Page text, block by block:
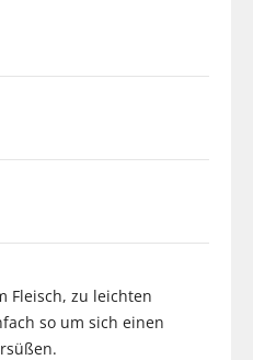
Fleisch, zu leichten
so um sich einen